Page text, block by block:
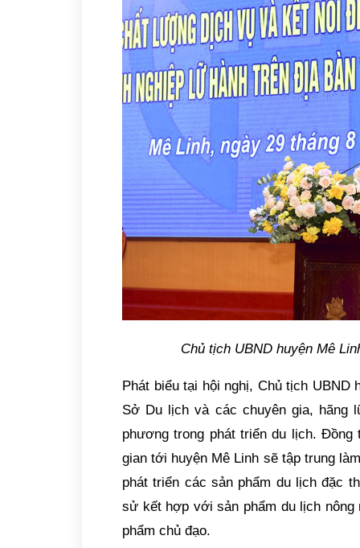
Chủ tịch UBND huyện Mê
Phát biểu tại hội nghị, Chủ tịch UBND
Sở Du lịch và các chuyên gia, hãng
phương trong phát triển du lịch. Đồng
gian tới huyện Mê Linh sẽ tập trung
phát triển các sản phẩm du lịch đặc
sử kết hợp với sản phẩm du lịch
phẩm chủ đạo.